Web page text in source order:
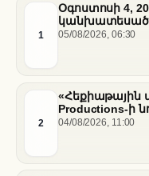
1
Օգոստոսի 4,
կանխատեսած
05/08/2026, 06:30
2
«Հեքիաթային
Productions-ի
04/08/2026, 11:00